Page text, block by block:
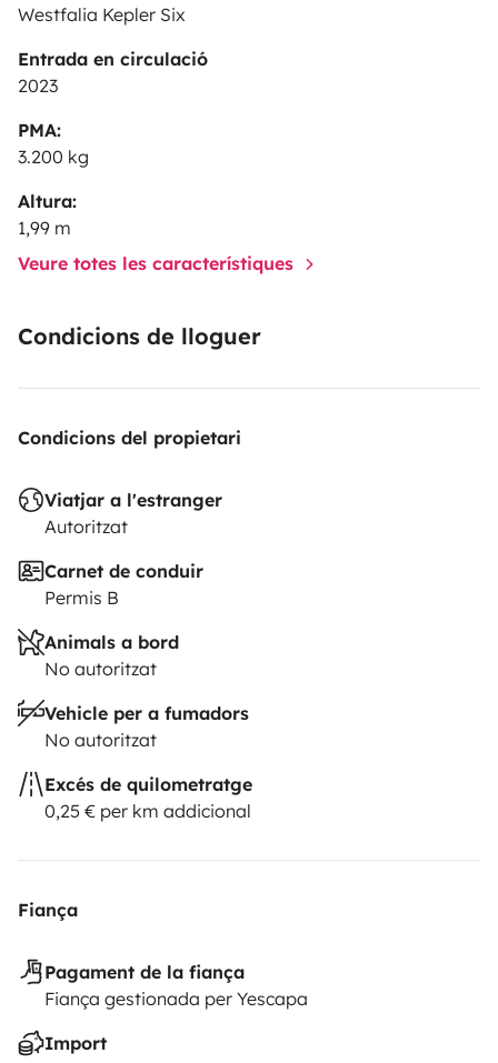
Westfalia Kepler Six
Entrada en circulació
2023
PMA:
3.200 kg
Altura:
1,99 m
Veure totes les característiques
Condicions de lloguer
Condicions del propietari
Viatjar a l'estranger
Autoritzat
Carnet de conduir
Permis B
Animals a bord
No autoritzat
Vehicle per a fumadors
No autoritzat
Excés de quilometratge
0,25 € per km addicional
Fiança
Pagament de la fiança
Fiança gestionada per Yescapa
Import